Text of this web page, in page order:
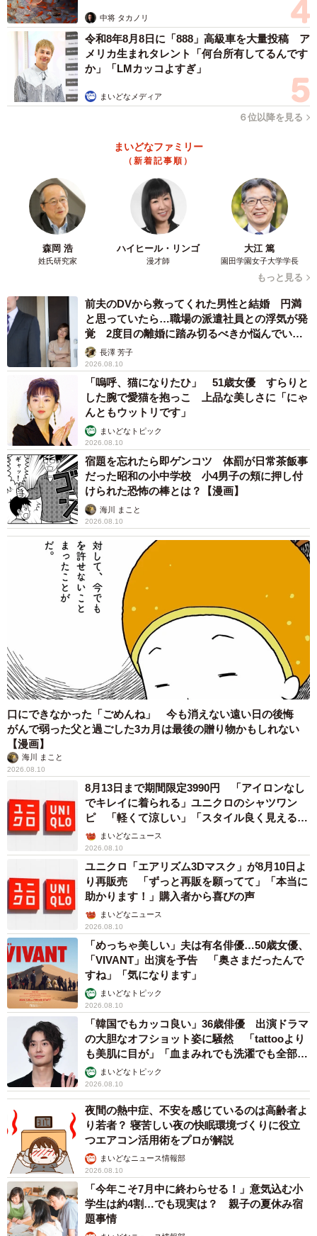
中将 タカノリ
令和8年8月8日に「888」高級車を大量投稿 ア
メリカ生まれタレント「何台所有してるんです
か」「LMカッコよすぎ」
まいどなメディア
６位以降を見る
まいどなファミリー
（新着記事順）
森岡 浩
姓氏研究家
ハイヒール・リンゴ
漫才師
大江 篤
園田学園女子大学学長
もっと見る
前夫のDVから救ってくれた男性と結婚 円満
と思っていたら…職場の派遣社員との浮気が発
覚 2度目の離婚に踏み切るべきか悩んでいま
す【夫婦関係修復カウンセラーが解説】
長澤 芳子
2026.08.10
「嗚呼、猫になりたひ」 51歳女優 すらりと
した腕で愛猫を抱っこ 上品な美しさに「にゃ
んともウットリです」
まいどなトピック
2026.08.10
宿題を忘れたら即ゲンコツ 体罰が日常茶飯事
だった昭和の小中学校 小4男子の頬に押し付
けられた恐怖の棒とは？【漫画】
海川 まこと
2026.08.10
口にできなかった「ごめんね」 今も消えない遠い日の後悔
がんで弱った父と過ごした3カ月は最後の贈り物かもしれない
【漫画】
海川 まこと
2026.08.10
8月13日まで期間限定3990円 「アイロンなし
でキレイに着られる」ユニクロのシャツワン
ピ 「軽くて涼しい」「スタイル良く見える」
の声まいどなニュース
2026.08.10
ユニクロ「エアリズム3Dマスク」が8月10日よ
り再販売 「ずっと再販を願ってて」「本当に
助かります！」購入者から喜びの声
まいどなニュース
2026.08.10
「めっちゃ美しい」夫は有名俳優…50歳女優、
「VIVANT」出演を予告 「奥さまだったんで
すね」「気になります」
まいどなトピック
2026.08.10
「韓国でもカッコ良い」36歳俳優 出演ドラマ
の大胆なオフショット姿に騒然 「tattooより
も美肌に目が」「血まみれでも洗濯でも全部か
っこいい」
まいどなトピック
2026.08.10
夜間の熱中症、不安を感じているのは高齢者よ
り若者？ 寝苦しい夜の快眠環境づくりに役立
つエアコン活用術をプロが解説
まいどなニュース情報部
2026.08.10
「今年こそ7月中に終わらせる！」意気込む小
学生は約4割…でも現実は？ 親子の夏休み宿
題事情